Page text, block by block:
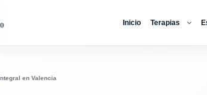
Inicio Terapias
en Valencia